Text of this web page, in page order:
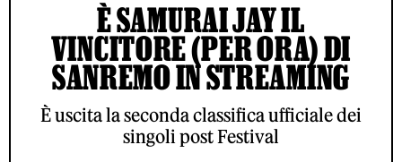
È SAMURAI JAY IL
VINCITORE (PER ORA) DI
SANREMO IN STREAMING
È uscita la seconda classifica ufficiale dei
singoli post Festival